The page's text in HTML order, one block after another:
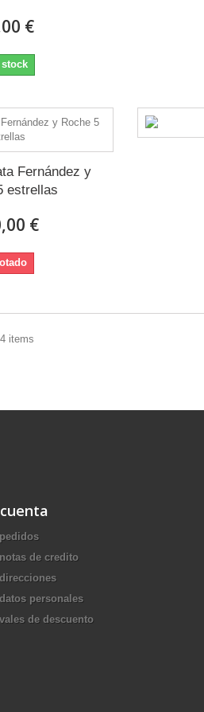
€
stock
Fernández y
estrellas
€
items
de credito
personales
de descuento